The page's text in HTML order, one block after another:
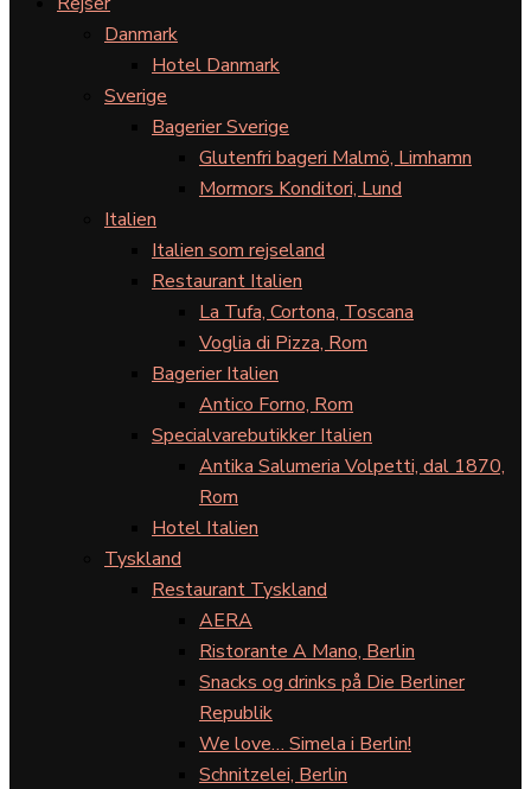
Danmark
Hotel Danmark
Sverige
Bagerier Sverige
Glutenfri bageri Malmö, Limhamn
Mormors Konditori, Lund
Italien
Italien som rejseland
Restaurant Italien
La Tufa, Cortona, Toscana
Voglia di Pizza, Rom
Bagerier Italien
Antico Forno, Rom
Specialvarebutikker Italien
Antika Salumeria Volpetti, dal 1870,
Rom
Hotel Italien
Tyskland
Restaurant Tyskland
AERA
Ristorante A Mano, Berlin
Snacks og drinks på Die Berliner
Republik
We love… Simela i Berlin!
Schnitzelei, Berlin